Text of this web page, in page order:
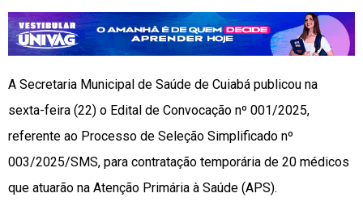
A Secretaria Municipal de Saúde de Cuiabá publicou na
sexta-feira (22) o Edital de Convocação nº 001/2025,
referente ao Processo de Seleção Simplificado nº
003/2025/SMS, para contratação temporária de 20 médicos
que atuarão na Atenção Primária à Saúde (APS).